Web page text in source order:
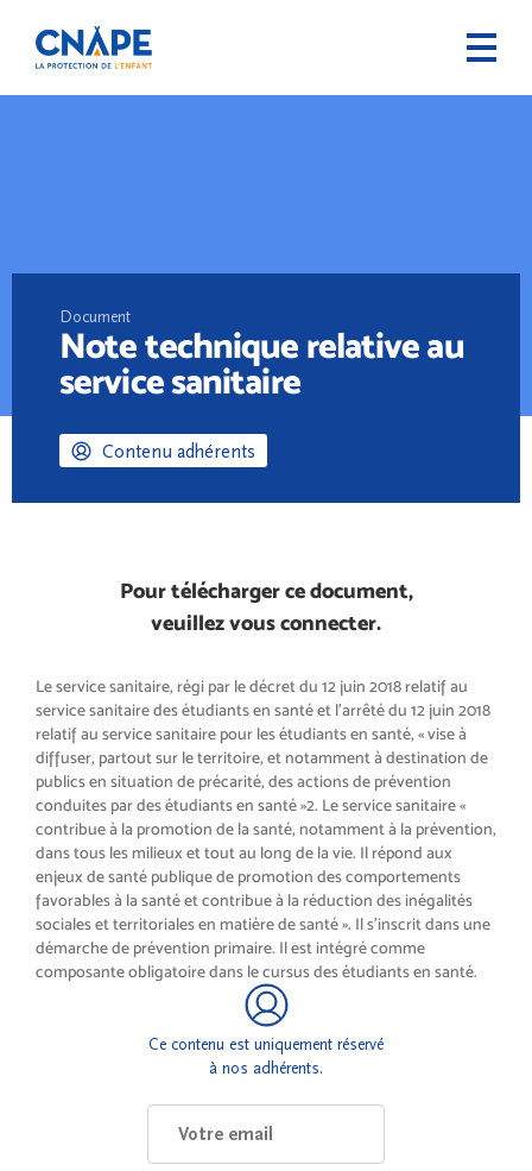
Document
Note technique relative au
service sanitaire
Contenu adhérents
Pour télécharger ce document,
veuillez vous connecter.
Le service sanitaire, régi par le décret du 12 juin 2018 relatif au
service sanitaire des étudiants en santé et l’arrêté du 12 juin 2018
relatif au service sanitaire pour les étudiants en santé, « vise à
diffuser, partout sur le territoire, et notamment à destination de
publics en situation de précarité, des actions de prévention
conduites par des étudiants en santé »2. Le service sanitaire «
contribue à la promotion de la santé, notamment à la prévention,
dans tous les milieux et tout au long de la vie. Il répond aux
enjeux de santé publique de promotion des comportements
favorables à la santé et contribue à la réduction des inégalités
sociales et territoriales en matière de santé ». Il s’inscrit dans une
démarche de prévention primaire. Il est intégré comme
composante obligatoire dans le cursus des étudiants en santé.
Ce contenu est uniquement réservé
à nos adhérents.